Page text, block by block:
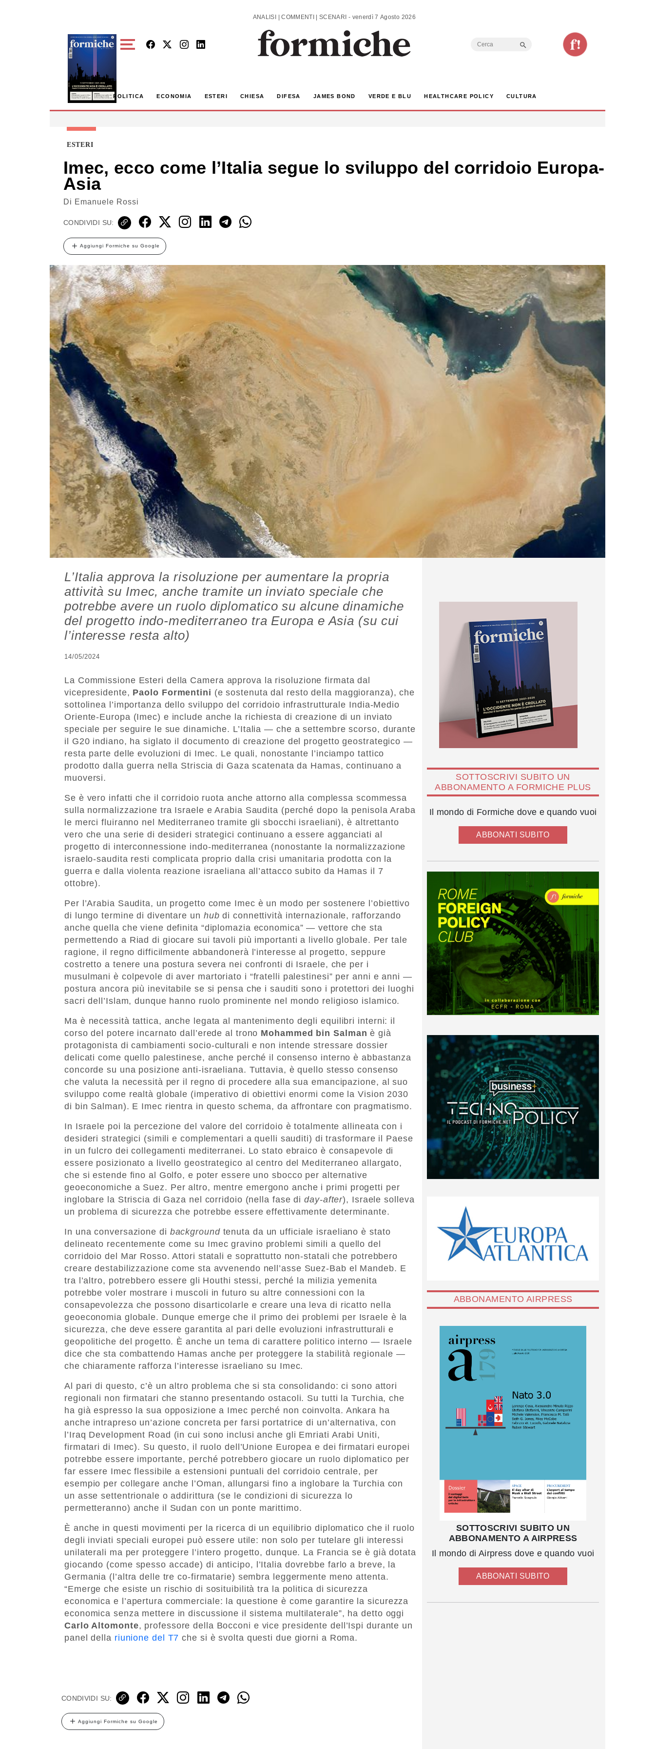
ANALISI | COMMENTI | SCENARI - venerdì 7 Agosto 2026
Search
POLITICA ECONOMIA ESTERI CHIESA DIFESA JAMES BOND VERDE E BLU HEALTHCARE POLICY CULTURA
ESTERI
Imec, ecco come l’Italia segue lo sviluppo del corridoio Europa-
Asia
Di Emanuele Rossi
CONDIVIDI SU:
Aggiungi Formiche su Google
L’Italia approva la risoluzione per aumentare la propria
attività su Imec, anche tramite un inviato speciale che
potrebbe avere un ruolo diplomatico su alcune dinamiche
del progetto indo-mediterraneo tra Europa e Asia (su cui
l’interesse resta alto)
14/05/2024
La Commissione Esteri della Camera approva la risoluzione firmata dal
vicepresidente, Paolo Formentini (e sostenuta dal resto della maggioranza), che
sottolinea l’importanza dello sviluppo del corridoio infrastrutturale India-Medio
Oriente-Europa (Imec) e include anche la richiesta di creazione di un inviato
speciale per seguire le sue dinamiche. L’Italia — che a settembre scorso, durante
il G20 indiano, ha siglato il documento di creazione del progetto geostrategico —
resta parte delle evoluzioni di Imec. Le quali, nonostante l’inciampo tattico
prodotto dalla guerra nella Striscia di Gaza scatenata da Hamas, continuano a
muoversi.
Se è vero infatti che il corridoio ruota anche attorno alla complessa scommessa
sulla normalizzazione tra Israele e Arabia Saudita (perché dopo la penisola Araba
le merci fluiranno nel Mediterraneo tramite gli sbocchi israeliani), è altrettanto
vero che una serie di desideri strategici continuano a essere agganciati al
progetto di interconnessione indo-mediterranea (nonostante la normalizzazione
israelo-saudita resti complicata proprio dalla crisi umanitaria prodotta con la
guerra e dalla violenta reazione israeliana all’attacco subito da Hamas il 7
ottobre).
Per l’Arabia Saudita, un progetto come Imec è un modo per sostenere l’obiettivo
di lungo termine di diventare un hub di connettività internazionale, rafforzando
anche quella che viene definita “diplomazia economica” — vettore che sta
permettendo a Riad di giocare sui tavoli più importanti a livello globale. Per tale
ragione, il regno difficilmente abbandonerà l’interesse al progetto, seppure
costretto a tenere una postura severa nei confronti di Israele, che per i
musulmani è colpevole di aver martoriato i “fratelli palestinesi” per anni e anni —
postura ancora più inevitabile se si pensa che i sauditi sono i protettori dei luoghi
sacri dell’Islam, dunque hanno ruolo prominente nel mondo religioso islamico.
Ma è necessità tattica, anche legata al mantenimento degli equilibri interni: il
corso del potere incarnato dall’erede al trono Mohammed bin Salman è già
protagonista di cambiamenti socio-culturali e non intende stressare dossier
delicati come quello palestinese, anche perché il consenso interno è abbastanza
concorde su una posizione anti-israeliana. Tuttavia, è quello stesso consenso
che valuta la necessità per il regno di procedere alla sua emancipazione, al suo
sviluppo come realtà globale (imperativo di obiettivi enormi come la Vision 2030
di bin Salman). E Imec rientra in questo schema, da affrontare con pragmatismo.
In Israele poi la percezione del valore del corridoio è totalmente allineata con i
desideri strategici (simili e complementari a quelli sauditi) di trasformare il Paese
in un fulcro dei collegamenti mediterranei. Lo stato ebraico è consapevole di
essere posizionato a livello geostrategico al centro del Mediterraneo allargato,
che si estende fino al Golfo, e poter essere uno sbocco per alternative
geoeconomiche a Suez. Per altro, mentre emergono anche i primi progetti per
inglobare la Striscia di Gaza nel corridoio (nella fase diday-after), Israele solleva
un problema di sicurezza che potrebbe essere effettivamente determinante.
In una conversazione di backgroundtenuta da un ufficiale israeliano è stato
delineato recentemente come su Imec gravino problemi simili a quello del
corridoio del Mar Rosso. Attori statali e soprattutto non-statali che potrebbero
creare destabilizzazione come sta avvenendo nell’asse Suez-Bab el Mandeb. E
tra l’altro, potrebbero essere gli Houthi stessi, perché la milizia yemenita
potrebbe voler mostrare i muscoli in futuro su altre connessioni con la
consapevolezza che possono disarticolarle e creare una leva di ricatto nella
geoeconomia globale. Dunque emerge che il primo dei problemi per Israele è la
sicurezza, che deve essere garantita al pari delle evoluzioni infrastrutturali e
geopolitiche del progetto. È anche un tema di carattere politico interno — Israele
dice che sta combattendo Hamas anche per proteggere la stabilità regionale —
che chiaramente rafforza l’interesse israeliano su Imec.
Al pari di questo, c’è un altro problema che si sta consolidando: ci sono attori
regionali non firmatari che stanno presentando ostacoli. Su tutti la Turchia, che
ha già espresso la sua opposizione a Imec perché non coinvolta. Ankara ha
anche intrapreso un’azione concreta per farsi portatrice di un’alternativa, con
l’Iraq Development Road (in cui sono inclusi anche gli Emriati Arabi Uniti,
firmatari di Imec). Su questo, il ruolo dell’Unione Europea e dei firmatari europei
potrebbe essere importante, perché potrebbero giocare un ruolo diplomatico per
far essere Imec flessibile a estensioni puntuali del corridoio centrale, per
esempio per collegare anche l’Oman, allungarsi fino a inglobare la Turchia con
un asse settentrionale o addirittura (se le condizioni di sicurezza lo
permetteranno) anche il Sudan con un ponte marittimo.
È anche in questi movimenti per la ricerca di un equilibrio diplomatico che il ruolo
degli inviati speciali europei può essere utile: non solo per tutelare gli interessi
unilaterali ma per proteggere l’intero progetto, dunque. La Francia se è già dotata
giocando (come spesso accade) di anticipo, l’Italia dovrebbe farlo a breve, la
Germania (l’altra delle tre co-firmatarie) sembra leggermente meno attenta.
“Emerge che esiste un rischio di sosituibilità tra la politica di sicurezza
economica e l’apertura commerciale: la questione è come garantire la sicurezza
economica senza mettere in discussione il sistema multilaterale”, ha detto oggi
Carlo Altomonte, professore della Bocconi e vice presidente dell’Ispi durante un
panel della riunione del T7 che si è svolta questi due giorni a Roma.
CONDIVIDI SU:
Aggiungi Formiche su Google
SOTTOSCRIVI SUBITO UN
ABBONAMENTO A FORMICHE PLUS
Il mondo di Formiche dove e quando vuoi
ABBONATI SUBITO
ABBONAMENTO AIRPRESS
SOTTOSCRIVI SUBITO UN
ABBONAMENTO A AIRPRESS
Il mondo di Airpress dove e quando vuoi
ABBONATI SUBITO